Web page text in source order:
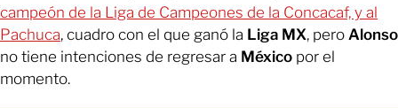
campeón de la Liga de Campeones de la Concacaf, y al
Pachuca, cuadro con el que ganó la Liga MX, pero Alonso
no tiene intenciones de regresar a México por el
momento.